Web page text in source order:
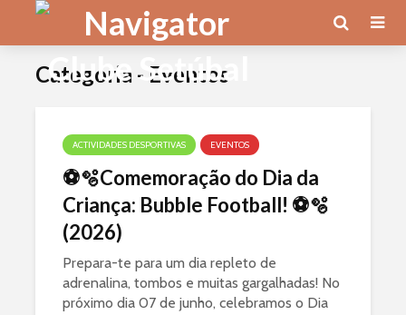
Categoria - Eventos
ACTIVIDADES DESPORTIVAS EVENTOS
⚽🫧Comemoração do Dia da
Criança: Bubble Football! ⚽🫧
(2026)
Prepara-te para um dia repleto de
adrenalina, tombos e muitas gargalhadas! No
próximo dia 07 de junho, celebramos o Dia